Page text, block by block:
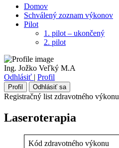
Domov
Schválený zoznam výkonov
Pilot
1. pilot – ukončený
2. pilot
Ing. Jožko Veľký M.A
Odhlásiť | Profil
Profil Odhlásiť sa
Registračný list zdravotného výkonu
Laseroterapia
Kód zdravotného výkonu